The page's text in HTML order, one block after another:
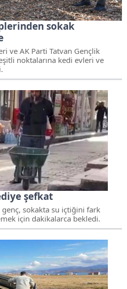
sokak
ve AK Parti Tatvan Gençlik
noktalarına kedi evleri ve
şefkat
sokakta su içtiğini fark
için dakikalarca bekledi.